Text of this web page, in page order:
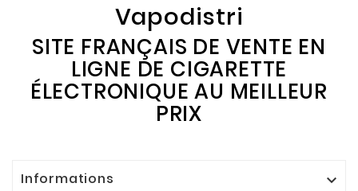
Vapodistri
SITE FRANÇAIS DE VENTE EN
LIGNE DE CIGARETTE
ÉLECTRONIQUE AU MEILLEUR
PRIX
Informations 